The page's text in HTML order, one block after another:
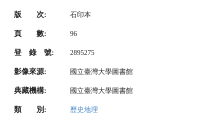
版 次: 石印本
頁 數: 96
登 錄 號: 2895275
影像來源: 國立臺灣大學圖書館
典藏機構: 國立臺灣大學圖書館
類 別: 歷史地理